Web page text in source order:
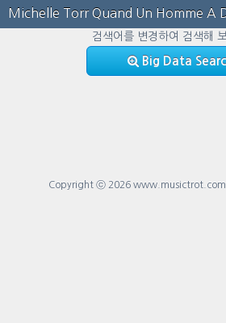
검색어를 변경하여 검색해
Big Data
Copyright ⓒ 2026 www.musictrot.com